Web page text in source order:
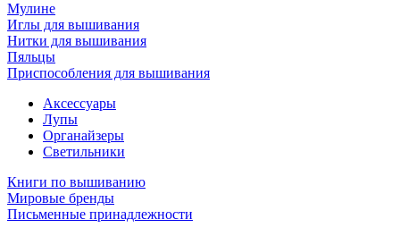
Мулине
Иглы для вышивания
Нитки для вышивания
Пяльцы
Приспособления для вышивания
Аксессуары
Лупы
Органайзеры
Светильники
Книги по вышиванию
Мировые бренды
Письменные принадлежности